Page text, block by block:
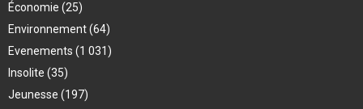
Économie (25)
Environnement(64)
Evenements (1 031)
Insolite (35)
Jeunesse (197)